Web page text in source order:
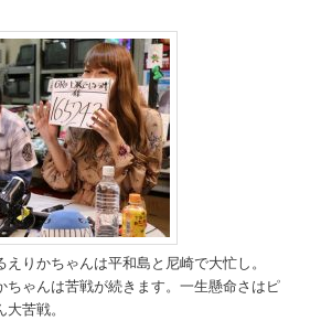
りかちゃんは平和島と尼崎で大忙し。
ちゃんは苦戦が続きます。一生懸命さはピ
苦戦。